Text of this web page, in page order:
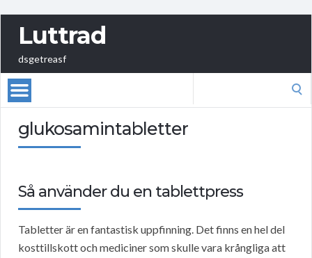
Luttrad
dsgetreasf
glukosamintabletter
Så använder du en tablettpress
Tabletter är en fantastisk uppfinning. Det finns en hel del
kosttillskott och mediciner som skulle vara krångliga att